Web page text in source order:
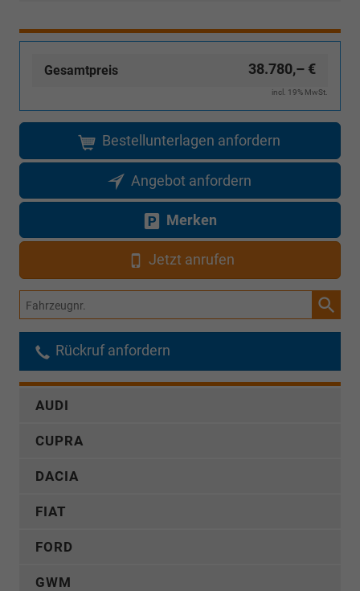
Inselanlieferungen)
Gesamtpreis 38.780,– €
incl. 19% MwSt.
Bestellunterlagen anfordern
Angebot anfordern
Merken
Jetzt anrufen
Fahrzeugnr.
Rückruf anfordern
AUDI
CUPRA
DACIA
FIAT
FORD
GWM